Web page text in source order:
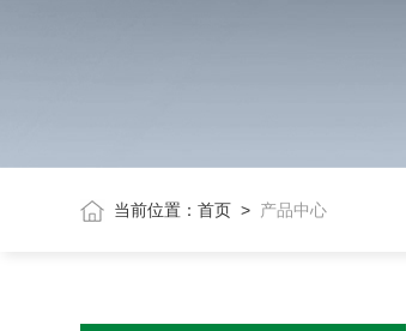
当前位置：首页 > 产品中心